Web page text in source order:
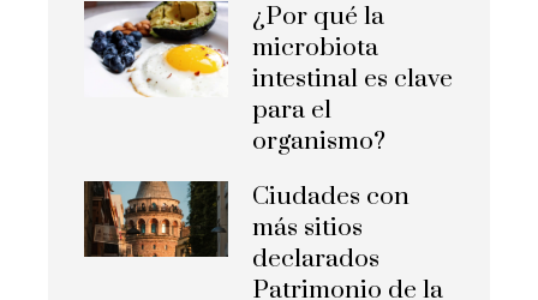
¿Por qué la
microbiota
intestinal es clave
para el
organismo?
Ciudades con
más sitios
declarados
Patrimonio de la